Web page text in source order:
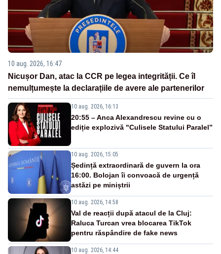
10 aug. 2026, 16:47
Nicușor Dan, atac la CCR pe legea integrității. Ce îl
nemulțumește la declarațiile de avere ale partenerilor
10 aug. 2026, 16:13
20:55 – Anca Alexandrescu revine cu o
ediție explozivă "Culisele Statului Paralel”
10 aug. 2026, 15:05
Ședință extraordinară de guvern la ora
16:00. Bolojan îi convoacă de urgență
astăzi pe miniștrii
10 aug. 2026, 14:58
Val de reacții după atacul de la Cluj:
Raluca Turcan vrea blocarea TikTok
pentru răspândire de fake news
10 aug. 2026, 14:44